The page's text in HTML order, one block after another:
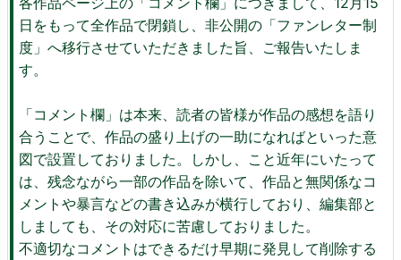
日をもって全作品で閉鎖し、非公開の「ファンレター制
度」へ移行させていただきました旨、ご報告いたしま
す。
「コメント欄」は本来、読者の皆様が作品の感想を語り
合うことで、作品の盛り上げの一助になればといった意
図で設置しておりました。しかし、こと近年にいたって
は、残念ながら一部の作品を除いて、作品と無関係なコ
メントや暴言などの書き込みが横行しており、編集部と
しましても、その対応に苦慮しておりました。
不適切なコメントはできるだけ早期に発見して削除する